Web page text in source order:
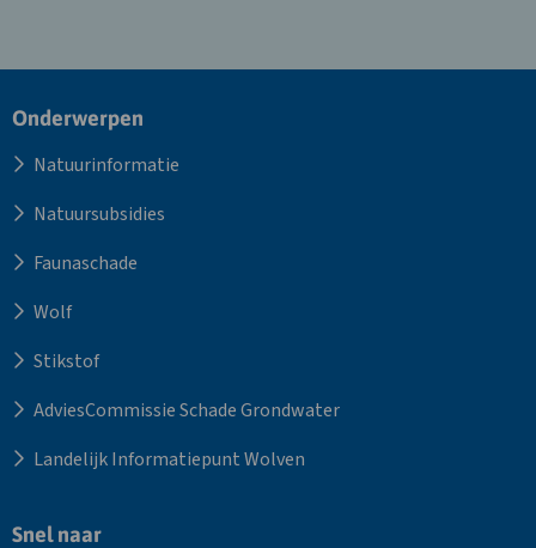
Site
Onderwerpen
Natuurinformatie
Natuursubsidies
Faunaschade
Wolf
Stikstof
AdviesCommissie Schade Grondwater
Landelijk Informatiepunt Wolven
Snel naar